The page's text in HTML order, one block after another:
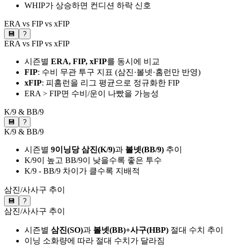
WHIP가 상승하면 컨디션 하락 신호
ERA vs FIP vs xFIP
💾 ?
ERA vs FIP vs xFIP
시즌별 ERA, FIP, xFIP를 동시에 비교
FIP: 수비 무관 투구 지표 (삼진·볼넷·홈런만 반영)
xFIP: 피홈런을 리그 평균으로 정규화한 FIP
ERA > FIP면 수비/운이 나빴을 가능성
K/9 & BB/9
💾 ?
K/9 & BB/9
시즌별 9이닝당 삼진(K/9)과 볼넷(BB/9) 추이
K/9이 높고 BB/9이 낮을수록 좋은 투수
K/9 - BB/9 차이가 클수록 지배적
삼진/사사구 추이
💾 ?
삼진/사사구 추이
시즌별 삼진(SO)과 볼넷(BB)+사구(HBP) 절대 수치 추이
이닝 소화량에 따라 절대 수치가 달라짐